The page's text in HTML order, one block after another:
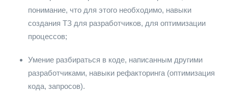
понимание, что для этого необходимо, навыки
создания ТЗ для разработчиков, для оптимизации
процессов;
Умение разбираться в коде, написанным другими
разработчиками, навыки рефакторинга (оптимизация
кода, запросов).